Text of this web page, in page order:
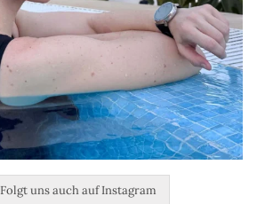
Folgt uns auch auf Instagram